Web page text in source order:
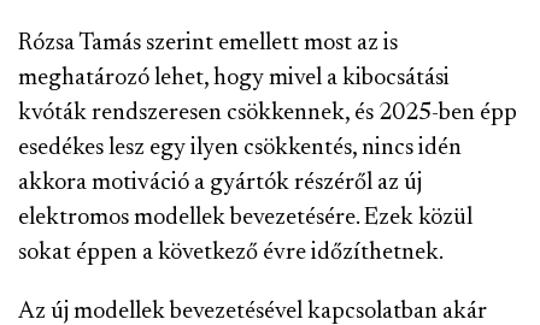
Rózsa Tamás szerint emellett most az is
meghatározó lehet, hogy mivel a kibocsátási
kvóták rendszeresen csökkennek, és 2025-ben épp
esedékes lesz egy ilyen csökkentés, nincs idén
akkora motiváció a gyártók részéről az új
elektromos modellek bevezetésére. Ezek közül
sokat éppen a következő évre időzíthetnek.
Az új modellek bevezetésével kapcsolatban akár